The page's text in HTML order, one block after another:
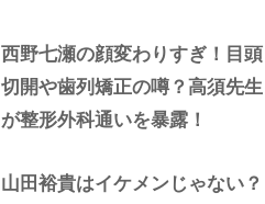
西野七瀬の顔変わりすぎ！目頭
切開や歯列矯正の噂？高須先生
が整形外科通いを暴露！
山田裕貴はイケメンじゃない？